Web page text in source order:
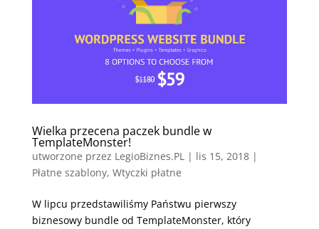
Wielka przecena paczek bundle w
TemplateMonster!
utworzone przez LegioBiznes.PL| lis 15, 2018|
Płatne szablony, Wtyczki płatne
W lipcu przedstawiliśmy Państwu pierwszy
biznesowy bundle od TemplateMonster, który